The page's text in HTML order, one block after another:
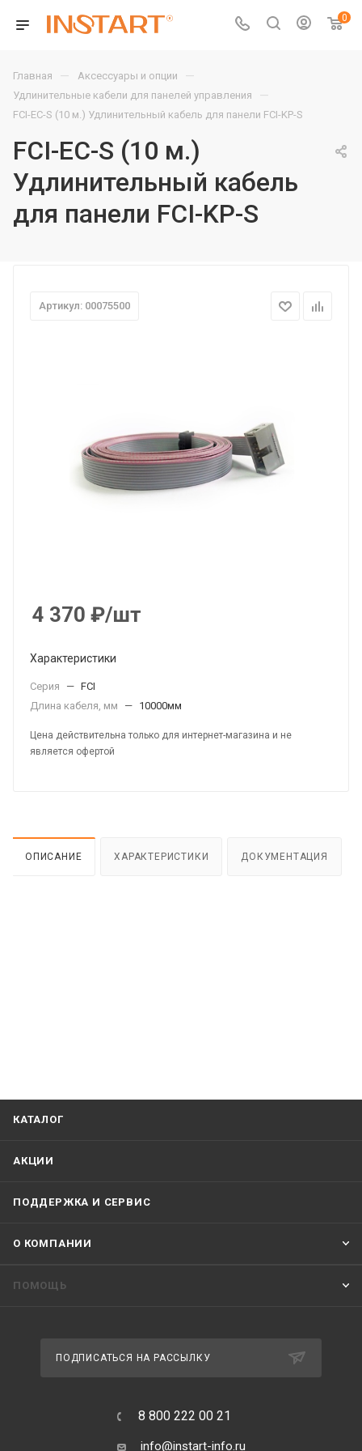
0
Главная — Аксессуары и опции —
Удлинительные кабели для панелей управления —
FCI-EC-S (10 м.) Удлинительный кабель для панели FCI-KP-S
FCI-EC-S (10 м.)
Удлинительный кабель
для панели FCI-KP-S
Артикул: 00075500
4 370 ₽/шт
Характеристики
Серия — FCI
Длина кабеля, мм
— 10000мм
Цена действительна только для интернет-магазина и не
является офертой
ОПИСАНИЕ ХАРАКТЕРИСТИКИ ДОКУМЕНТАЦИЯ
КАТАЛОГ
АКЦИИ
ПОДДЕРЖКА И СЕРВИС
О КОМПАНИИ
ПОМОЩЬ
ПОДПИСАТЬСЯ НА РАССЫЛКУ
8 800 222 00 21
info@instart-info.ru